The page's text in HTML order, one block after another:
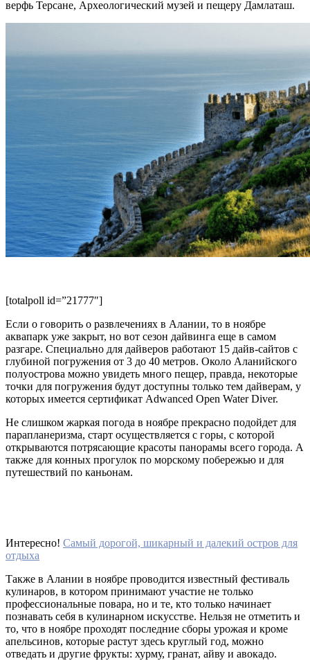
верфь Терсане, Археологический музей и пещеру Дамлаташ.
[totalpoll id=”21777″]
Если о говорить о развлечениях в Алании, то в ноябре
аквапарк уже закрыт, но вот сезон дайвинга еще в самом
разгаре. Специально для дайверов работают 15 дайв-сайтов с
глубиной погружения от 3 до 40 метров. Около Аланийского
полуострова можно увидеть много пещер, правда, некоторые
точки для погружения будут доступны только тем дайверам, у
которых имеется сертификат Adwanced Open Water Diver.
Не слишком жаркая погода в ноябре прекрасно подойдет для
парапланеризма, старт осуществляется с горы, с которой
открываются потрясающие красоты панорамы всего города. А
также для конных прогулок по морскому побережью и для
путешествий по каньонам.
Интересно! Самый дорогой, шикарный и далекий остров для
отдыха
Также в Алании в ноябре проводится известный фестиваль
кулинаров, в котором принимают участие не только
профессиональные повара, но и те, кто только начинает
познавать себя в кулинарном искусстве. Нельзя не отметить и
то, что в ноябре проходят последние сборы урожая и кроме
апельсинов, которые растут здесь круглый год, можно
отведать и другие фрукты: хурму, гранат, айву и авокадо.